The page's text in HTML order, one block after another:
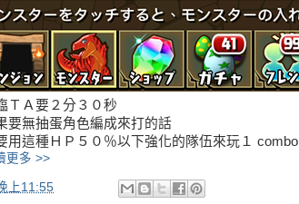
ＴＡ要２分３０秒
要無抽蛋角色編成來打的話
用這種ＨＰ５０％以下強化的隊伍來玩１ combo
更多 >>
上11:55